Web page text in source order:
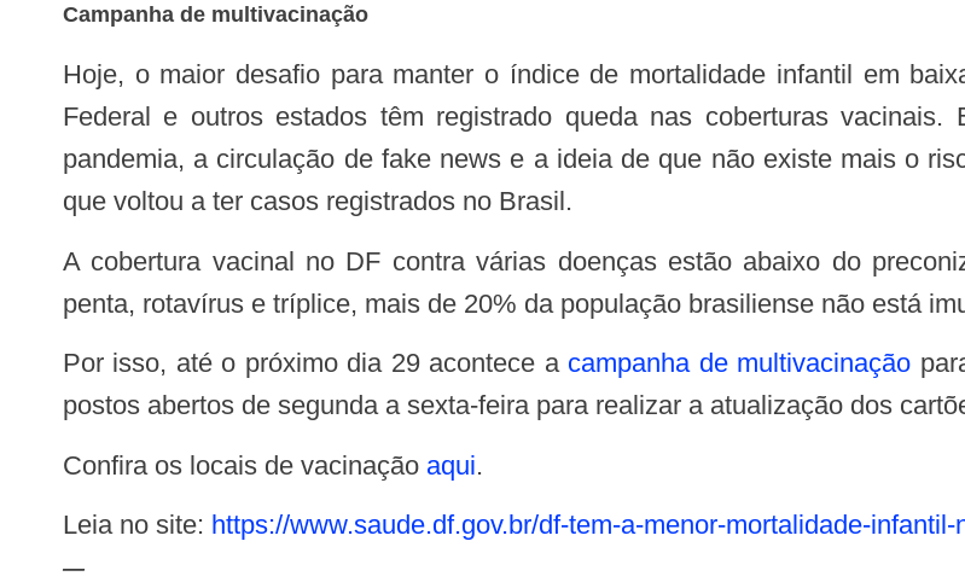
Campanha de multivacinação
Hoje, o maior desafio para manter o índice de mortalidade infantil em
Federal e outros estados têm registrado queda nas coberturas
pandemia, a circulação de fake news e a ideia de que não existe mais o
que voltou a ter casos registrados no Brasil.
A cobertura vacinal no DF contra várias doenças estão abaixo do preconizado pelo Ministério da Saúde. No caso da pólio,
penta, rotavírus e tríplice, mais de 20% da população brasiliense não está
Por isso, até o próximo dia 29 acontece a campanha de multivacinação
postos abertos de segunda a sexta-feira para realizar a atualização dos
Confira os locais de vacinação aqui.
Leia no site: https://www.saude.df.gov.br/df-tem-a-menor-mortalidade-infantil-
—